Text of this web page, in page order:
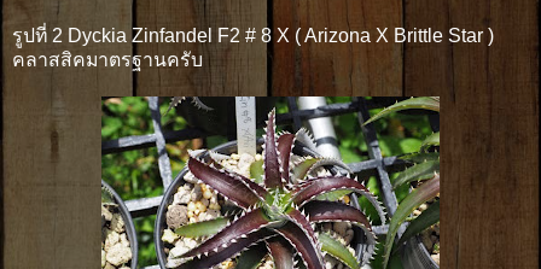
รูปที่ 2 Dyckia Zinfandel F2 # 8 X ( Arizona X Brittle Star )
คลาสสิคมาตรฐานครับ